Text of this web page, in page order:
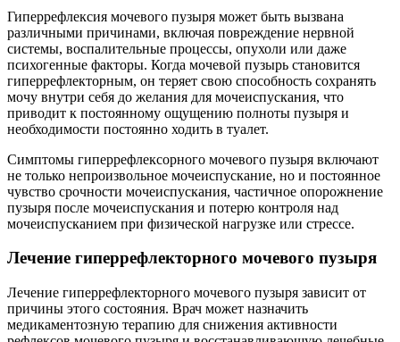
Гиперрефлексия мочевого пузыря может быть вызвана
различными причинами, включая повреждение нервной
системы, воспалительные процессы, опухоли или даже
психогенные факторы. Когда мочевой пузырь становится
гиперрефлекторным, он теряет свою способность сохранять
мочу внутри себя до желания для мочеиспускания, что
приводит к постоянному ощущению полноты пузыря и
необходимости постоянно ходить в туалет.
Симптомы гиперрефлексорного мочевого пузыря включают
не только непроизвольное мочеиспускание, но и постоянное
чувство срочности мочеиспускания, частичное опорожнение
пузыря после мочеиспускания и потерю контроля над
мочеиспусканием при физической нагрузке или стрессе.
Лечение гиперрефлекторного мочевого пузыря
Лечение гиперрефлекторного мочевого пузыря зависит от
причины этого состояния. Врач может назначить
медикаментозную терапию для снижения активности